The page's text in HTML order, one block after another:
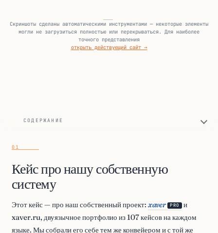
Скриншоты сделаны автоматическими инструментами — некоторые элементы
могли не загрузиться полностью или перекрываться. Для наиболее
точного представления
открыть действующий сайт →
СОДЕРЖАНИЕ
Кейс про нашу собственную
систему
Этот кейс — про наш собственный проект: xaver PRO и
xaver.ru, двуязычное портфолио из 107 кейсов на каждом
языке. Мы собрали его себе тем же конвейером и с той же